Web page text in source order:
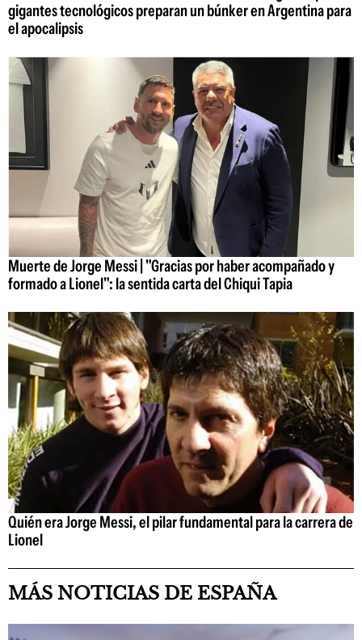
gigantes tecnológicos preparan un búnker en Argentina para
el apocalipsis
Muerte de Jorge Messi | "Gracias por haber acompañado y
formado a Lionel": la sentida carta del Chiqui Tapia
Quién era Jorge Messi, el pilar fundamental para la carrera de
Lionel
MÁS NOTICIAS DE ESPAÑA